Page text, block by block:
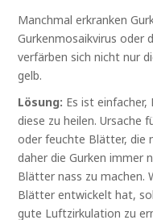
Manchmal erkranken
Gurkenmosaikvirus oder
verfärben sich nicht nur
gelb.
Lösung: Es ist einfacher,
diese zu heilen. Ursache
oder feuchte Blätter, die
daher die Gurken immer
Blätter nass zu machen.
Blätter entwickelt hat,
gute Luftzirkulation zu